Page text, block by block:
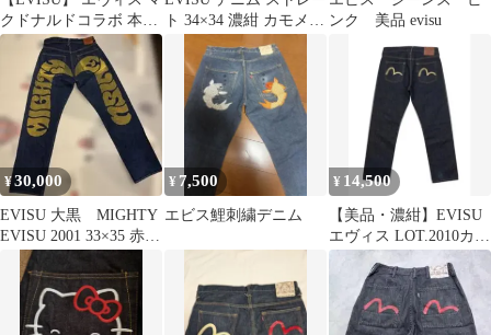
クドナルドコラボ 本数
限定デニム 激渋 32×35
ト 34×34 濃紺 カモメ
ンク 美品 evisu
¥30,000
EVISU 大黒 MIGHTY
EVISU 2001 33×35 赤
耳 日本製
¥ 7,500
エビス鯉刺繍デニム
¥ 14,500
⁠【美品・濃紺】EVISU
エヴィス LOT.2010カモ
メ金ペイント 赤耳